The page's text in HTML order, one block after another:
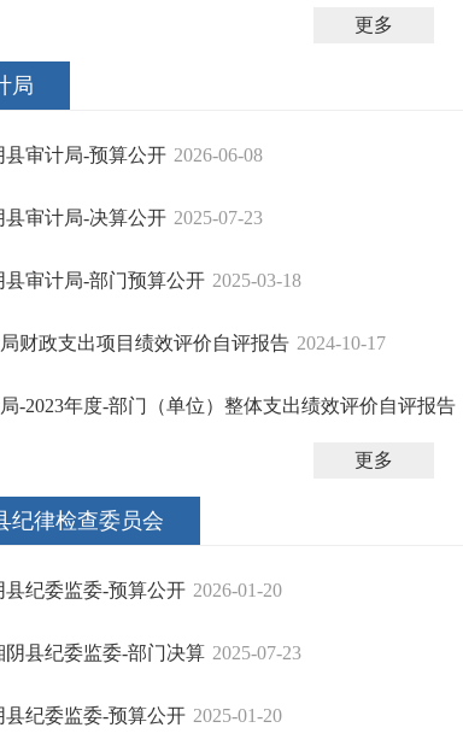
更多
局
县审计局-预算公开 2026-06-08
县审计局-决算公开 2025-07-23
县审计局-部门预算公开 2025-03-18
财政支出项目绩效评价自评报告 2024-10-17
-2023年度-部门（单位）整体支出绩效评价自评报告
更多
纪律检查委员会
县纪委监委-预算公开 2026-01-20
阴县纪委监委-部门决算 2025-07-23
县纪委监委-预算公开 2025-01-20